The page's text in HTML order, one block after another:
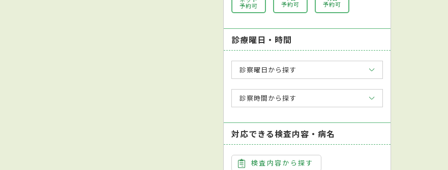
予約可 予約可 予約可
診療曜日・時間
診察曜日から探す
診察時間から探す
対応できる検査内容・病名
検査内容から探す